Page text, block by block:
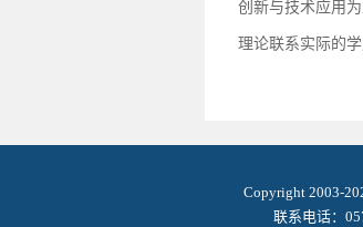
创新与技术应用
理论联系实际的
Copyright 2003-
联系电话：